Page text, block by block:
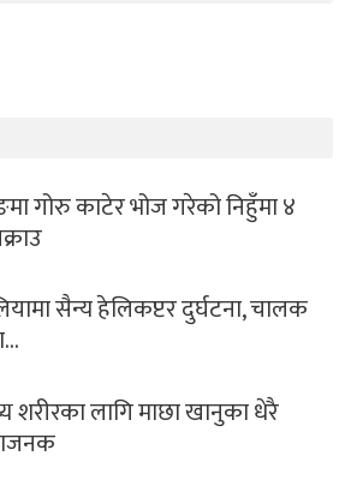
गोरु काटेर भोज गरेको निहुँमा ४
सैन्य हेलिकप्टर दुर्घटना, चालक
शरीरका लागि माछा खानुका धेरै